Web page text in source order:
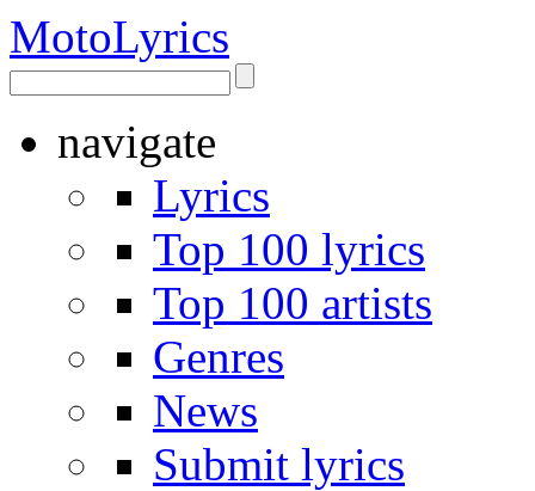
MotoLyrics
navigate
Lyrics
Top 100 lyrics
Top 100 artists
Genres
News
Submit lyrics